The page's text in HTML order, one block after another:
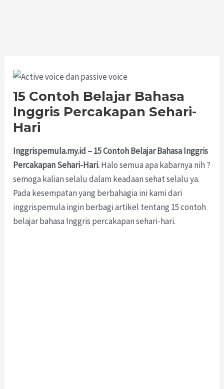
15 Contoh Belajar Bahasa
Inggris Percakapan Sehari-
Hari
Inggrispemula.my.id – 15 Contoh Belajar Bahasa Inggris
Percakapan Sehari-Hari.Halo semua apa kabarnya nih ?
semoga kalian selalu dalam keadaan sehat selalu ya.
Pada kesempatan yang berbahagia ini kami dari
inggrispemula ingin berbagi artikel tentang 15 contoh
belajar bahasa Inggris percakapan sehari-hari.